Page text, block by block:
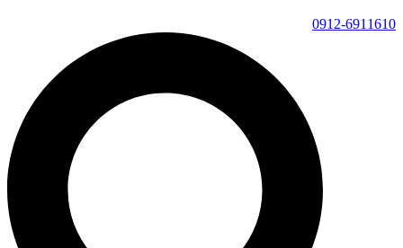
0912-6911610